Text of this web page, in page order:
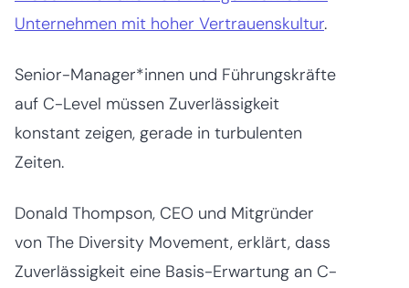
Unternehmen mit hoher Vertrauenskultur.
Senior-Manager*innen und Führungskräfte
auf C-Level müssen Zuverlässigkeit
konstant zeigen, gerade in turbulenten
Zeiten.
Donald Thompson, CEO und Mitgründer
von The Diversity Movement, erklärt, dass
Zuverlässigkeit eine Basis-Erwartung an C-